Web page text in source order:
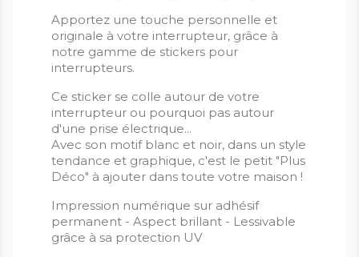
Apportez une touche personnelle et
originale à votre interrupteur, grâce à
notre gamme de stickers pour
interrupteurs.
Ce sticker se colle autour de votre
interrupteur ou pourquoi pas autour
d'une prise électrique...
Avec son motif blanc et noir, dans un style
tendance et graphique, c'est le petit "Plus
Déco" à ajouter dans toute votre maison !
Impression numérique sur adhésif
permanent - Aspect brillant - Lessivable
grâce à sa protection UV